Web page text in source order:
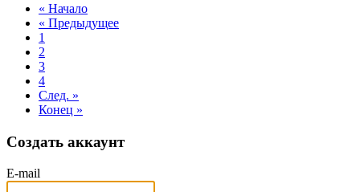
« Начало
« Предыдущее
1
2
3
4
След. »
Конец »
Создать аккаунт
E-mail